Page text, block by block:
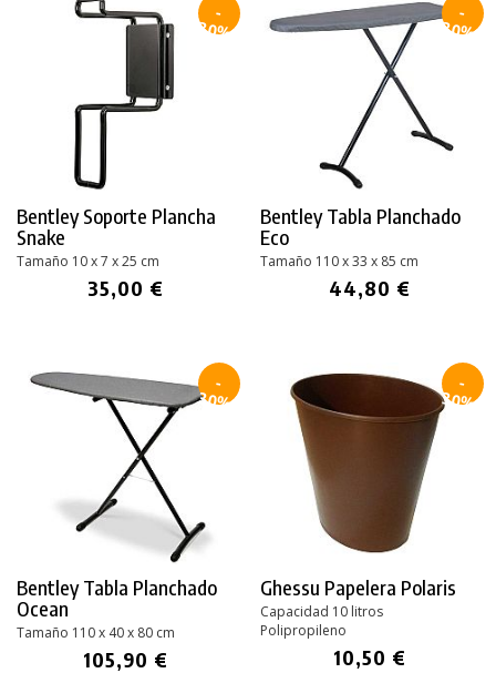
-
30%
Bentley Soporte Plancha
Snake
Tamaño 10 x 7 x 25 cm
35,00 €
-
30%
Bentley Tabla Planchado
Eco
Tamaño 110 x 33 x 85 cm
44,80 €
-
30%
Bentley Tabla Planchado
Ocean
Tamaño 110 x 40 x 80 cm
105,90 €
-
30%
Ghessu Papelera Polaris
Capacidad 10 litros
Polipropileno
10,50 €